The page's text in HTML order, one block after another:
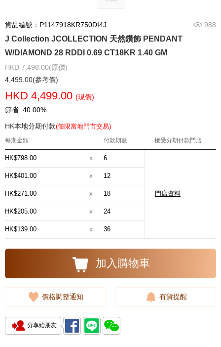
貨品編號：P1147918KR750DI4J 988
J Collection JCOLLECTION 天然鑽飾 PENDANT
W/DIAMOND 28 RDDI 0.69 CT18KR 1.40 GM
HKD 7,498.00(原價)
4,499.00(參考價)
HKD 4,499.00 (現價)
節省: 40.00%
HK本地分期付款(僅限當地門市交易)
每期金額 付款期數 接受分期付款門店
HK$798.00 x 6
門店資料
HK$401.00 x 12
HK$271.00 x 18
HK$205.00 x 24
HK$139.00 x 36
加入購物車
價格調整通知 有貨提醒
分享給朋友